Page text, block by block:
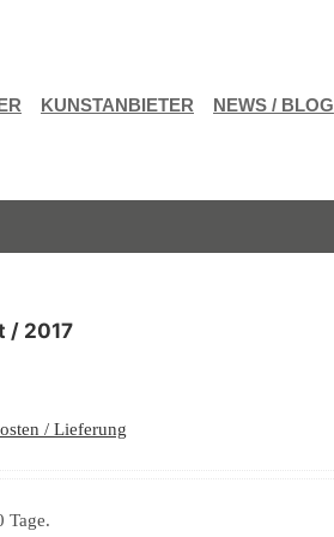
KUNSTANBIETER NEWS / BLOG
/ 2017
/ Lieferung
Tage.